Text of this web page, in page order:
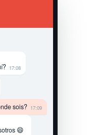
17:08
sois? 17:09
😄